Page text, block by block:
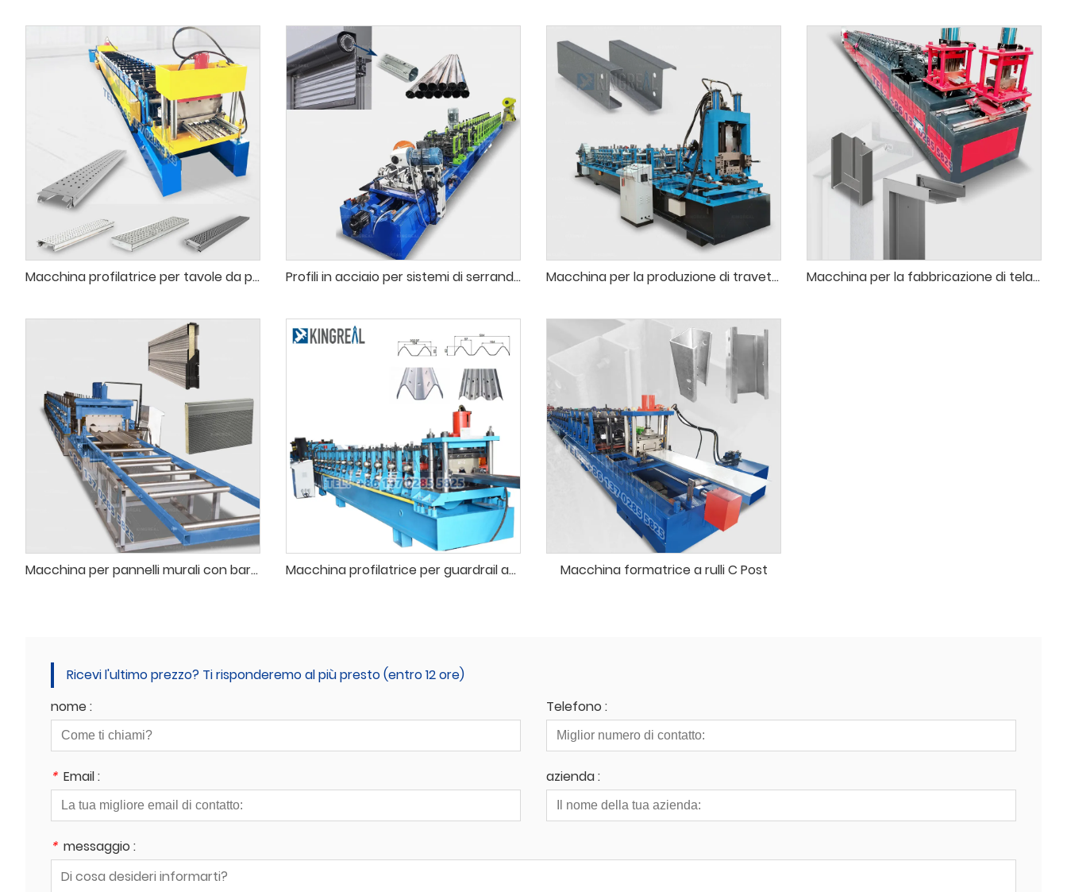
Macchina profilatrice per tavole da ponteggio Profili in acciaio per sistemi di serrande avvolgibili Macchina per la produzione di travetti per impieghi gravosi Macchina per la fabbricazione di telai per porte
Macchina per pannelli murali con barriera acustica per autostrade Macchina profilatrice per guardrail autostradali Macchina formatrice a rulli C Post
Ricevi l'ultimo prezzo? Ti risponderemo al più presto (entro 12 ore)
nome :
Telefono :
* Email : azienda :
* messaggio :